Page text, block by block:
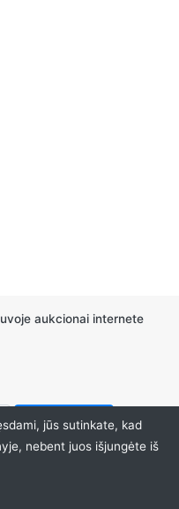
aukcionai internete
jūs sutinkate, kad
nebent juos išjungėte iš